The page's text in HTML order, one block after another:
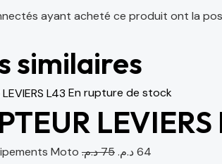
ayant acheté ce produit ont la
similaires
En rupture de stock
LEVIERS
Moto 75د.م. 64د.م.